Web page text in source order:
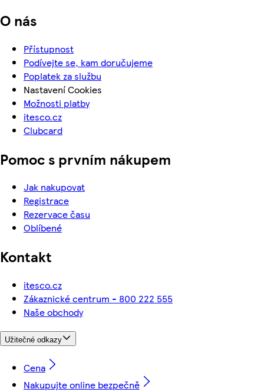
O nás
Přístupnost
Podívejte se, kam doručujeme
Poplatek za službu
Nastavení Cookies
Možnosti platby
itesco.cz
Clubcard
Pomoc s prvním nákupem
Jak nakupovat
Registrace
Rezervace času
Oblíbené
Kontakt
itesco.cz
Zákaznické centrum - 800 222 555
Naše obchody
Užitečné odkazy
Cena
Nakupujte online bezpečně